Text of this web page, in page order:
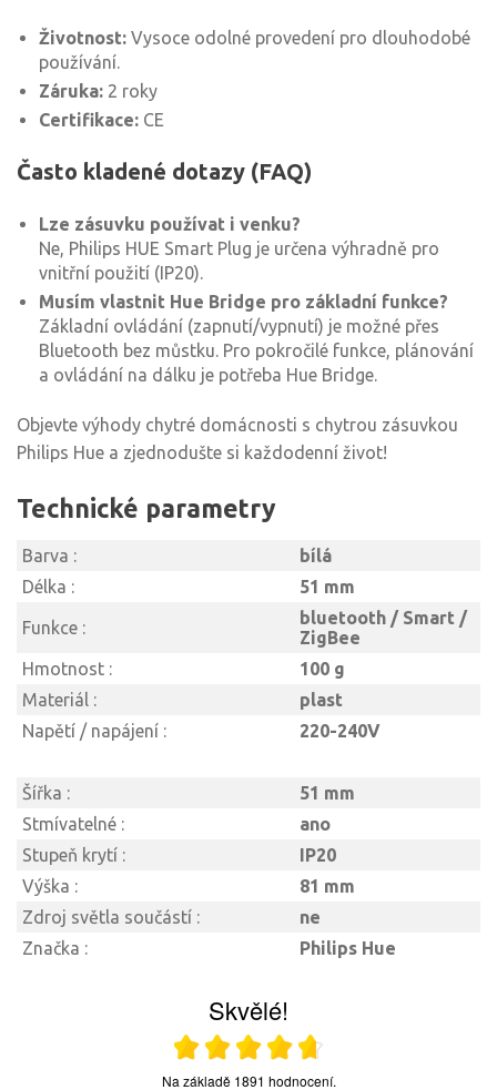
Životnost: Vysoce odolné provedení pro dlouhodobé
používání.
Záruka: 2 roky
Certifikace: CE
Často kladené dotazy (FAQ)
Lze zásuvku používat i venku?
Ne, Philips HUE Smart Plug je určena výhradně pro
vnitřní použití (IP20).
Musím vlastnit Hue Bridge pro základní funkce?
Základní ovládání (zapnutí/vypnutí) je možné přes
Bluetooth bez můstku. Pro pokročilé funkce, plánování
a ovládání na dálku je potřeba Hue Bridge.
Objevte výhody chytré domácnosti s chytrou zásuvkou
Philips Hue a zjednodušte si každodenní život!
Technické parametry
Barva :
bílá
Délka :
51 mm
Funkce :
bluetooth / Smart /
ZigBee
Hmotnost :
100 g
Materiál :
plast
Napětí / napájení :
220-240V
Šířka :
51 mm
Stmívatelné :
ano
Stupeň krytí :
IP20
Výška :
81 mm
Zdroj světla součástí :
ne
Značka :
Philips Hue